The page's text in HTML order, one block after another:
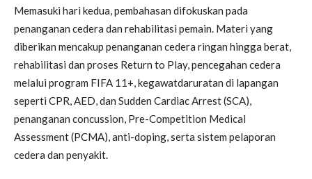
Memasuki hari kedua, pembahasan difokuskan pada
penanganan cedera dan rehabilitasi pemain. Materi yang
diberikan mencakup penanganan cedera ringan hingga berat,
rehabilitasi dan proses Return to Play, pencegahan cedera
melalui program FIFA 11+, kegawatdaruratan di lapangan
seperti CPR, AED, dan Sudden Cardiac Arrest (SCA),
penanganan concussion, Pre-Competition Medical
Assessment (PCMA), anti-doping, serta sistem pelaporan
cedera dan penyakit.